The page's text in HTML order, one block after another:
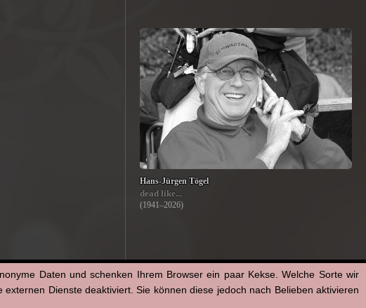
Hans-Jürgen Tögel
dead like...
(1941–2026)
Daten und schenken Ihrem Browser ein paar Kekse. Welche Sorte wir
Dienste deaktiviert. Sie können diese jedoch nach Belieben aktivieren